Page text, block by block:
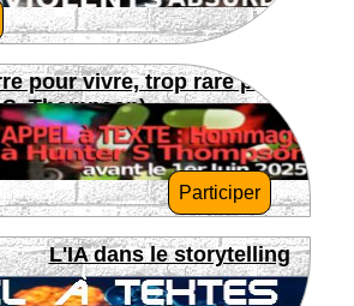
pour vivre, trop rare pour
Thompson)
Participer
L'IA dans le storytelling